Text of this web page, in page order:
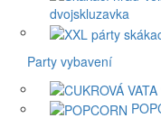
dvojskluzavka
Party vybavení